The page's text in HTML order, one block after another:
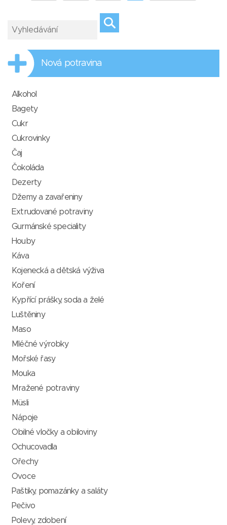
Nová potravina
Alkohol
Bagety
Cukr
Cukrovinky
Čaj
Čokoláda
Dezerty
Džemy a zavařeniny
Extrudované potraviny
Gurmánské speciality
Houby
Káva
Kojenecká a dětská výživa
Koření
Kypřící prášky, soda a želé
Luštěniny
Maso
Mléčné výrobky
Mořské řasy
Mouka
Mražené potraviny
Müsli
Nápoje
Obilné vločky a obiloviny
Ochucovadla
Ořechy
Ovoce
Paštiky, pomazánky a saláty
Pečivo
Polevy, zdobení